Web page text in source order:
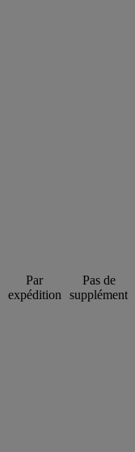
Par
expédition
Pas de
supplément